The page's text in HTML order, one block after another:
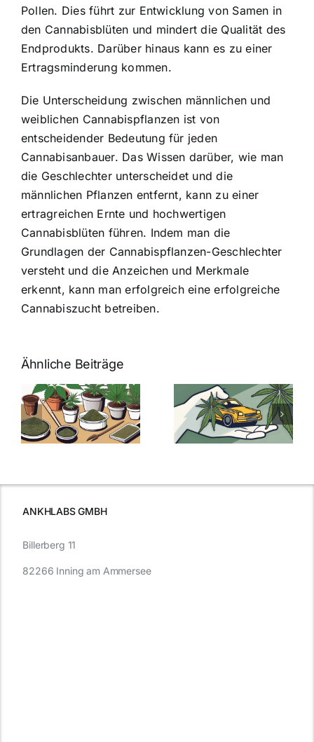
Pollen. Dies führt zur Entwicklung von Samen in
den Cannabisblüten und mindert die Qualität des
Endprodukts. Darüber hinaus kann es zu einer
Ertragsminderung kommen.
Die Unterscheidung zwischen männlichen und
weiblichen Cannabispflanzen ist von
entscheidender Bedeutung für jeden
Cannabisanbauer. Das Wissen darüber, wie man
die Geschlechter unterscheidet und die
männlichen Pflanzen entfernt, kann zu einer
ertragreichen Ernte und hochwertigen
Cannabisblüten führen. Indem man die
Grundlagen der Cannabispflanzen-Geschlechter
versteht und die Anzeichen und Merkmale
erkennt, kann man erfolgreich eine erfolgreiche
Cannabiszucht betreiben.
Ähnliche Beiträge
Neue THC-
Grenzwert-
Regelung:
Was Sie über
Cannabis und
müssen
Cannabis
Samen
kaufen: Alles
was Sie
ANKHLABS GMBH
Billerberg 11
82266 Inning am Ammersee